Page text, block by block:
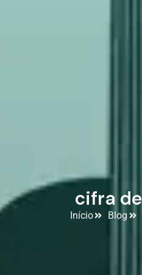
cifra
Início Blog